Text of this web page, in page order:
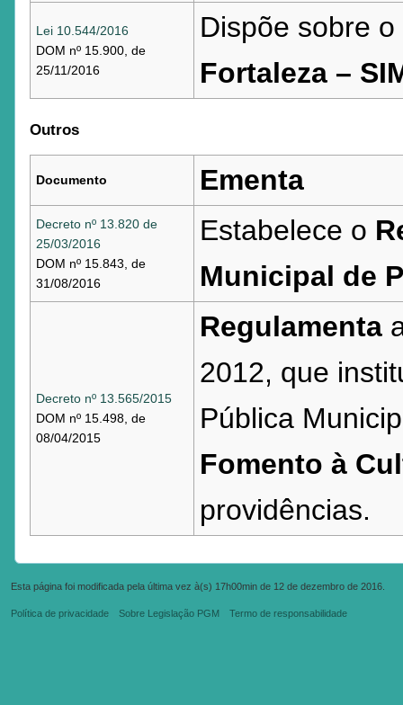
Lei 10.544/2016
DOM nº 15.900, de
25/11/2016
Dispõe sobre o
Fortaleza –
Outros
Documento Ementa
Decreto nº 13.820 de
25/03/2016
DOM nº 15.843, de
31/08/2016
Estabelece o
Municipal de
Decreto nº 13.565/2015
DOM nº 15.498, de
08/04/2015
Regulamenta
2012, que
Pública
Fomento à
providências.
Esta página foi modificada pela última vez à(s) 17h00min de 12 de dezembro de 2016.
Política de privacidade Sobre Legislação PGM Termo de responsabilidade